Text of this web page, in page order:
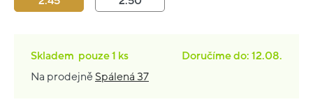
Skladem pouze1 ks
Doručíme do: 12.08.
Na prodejně Spálená 37